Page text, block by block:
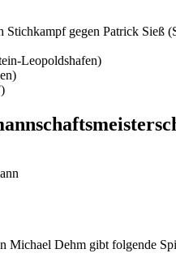
gegen Patrick Sieß
Leopoldshafen)
Michael Dehm gibt folgende